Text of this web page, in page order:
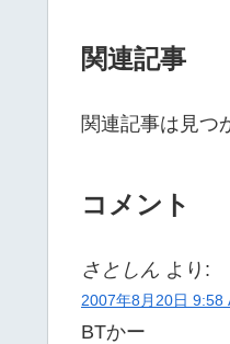
関連記事
関連記事は見つ
コメント
さとしん より:
2007年8月20日 9:58
BTかー